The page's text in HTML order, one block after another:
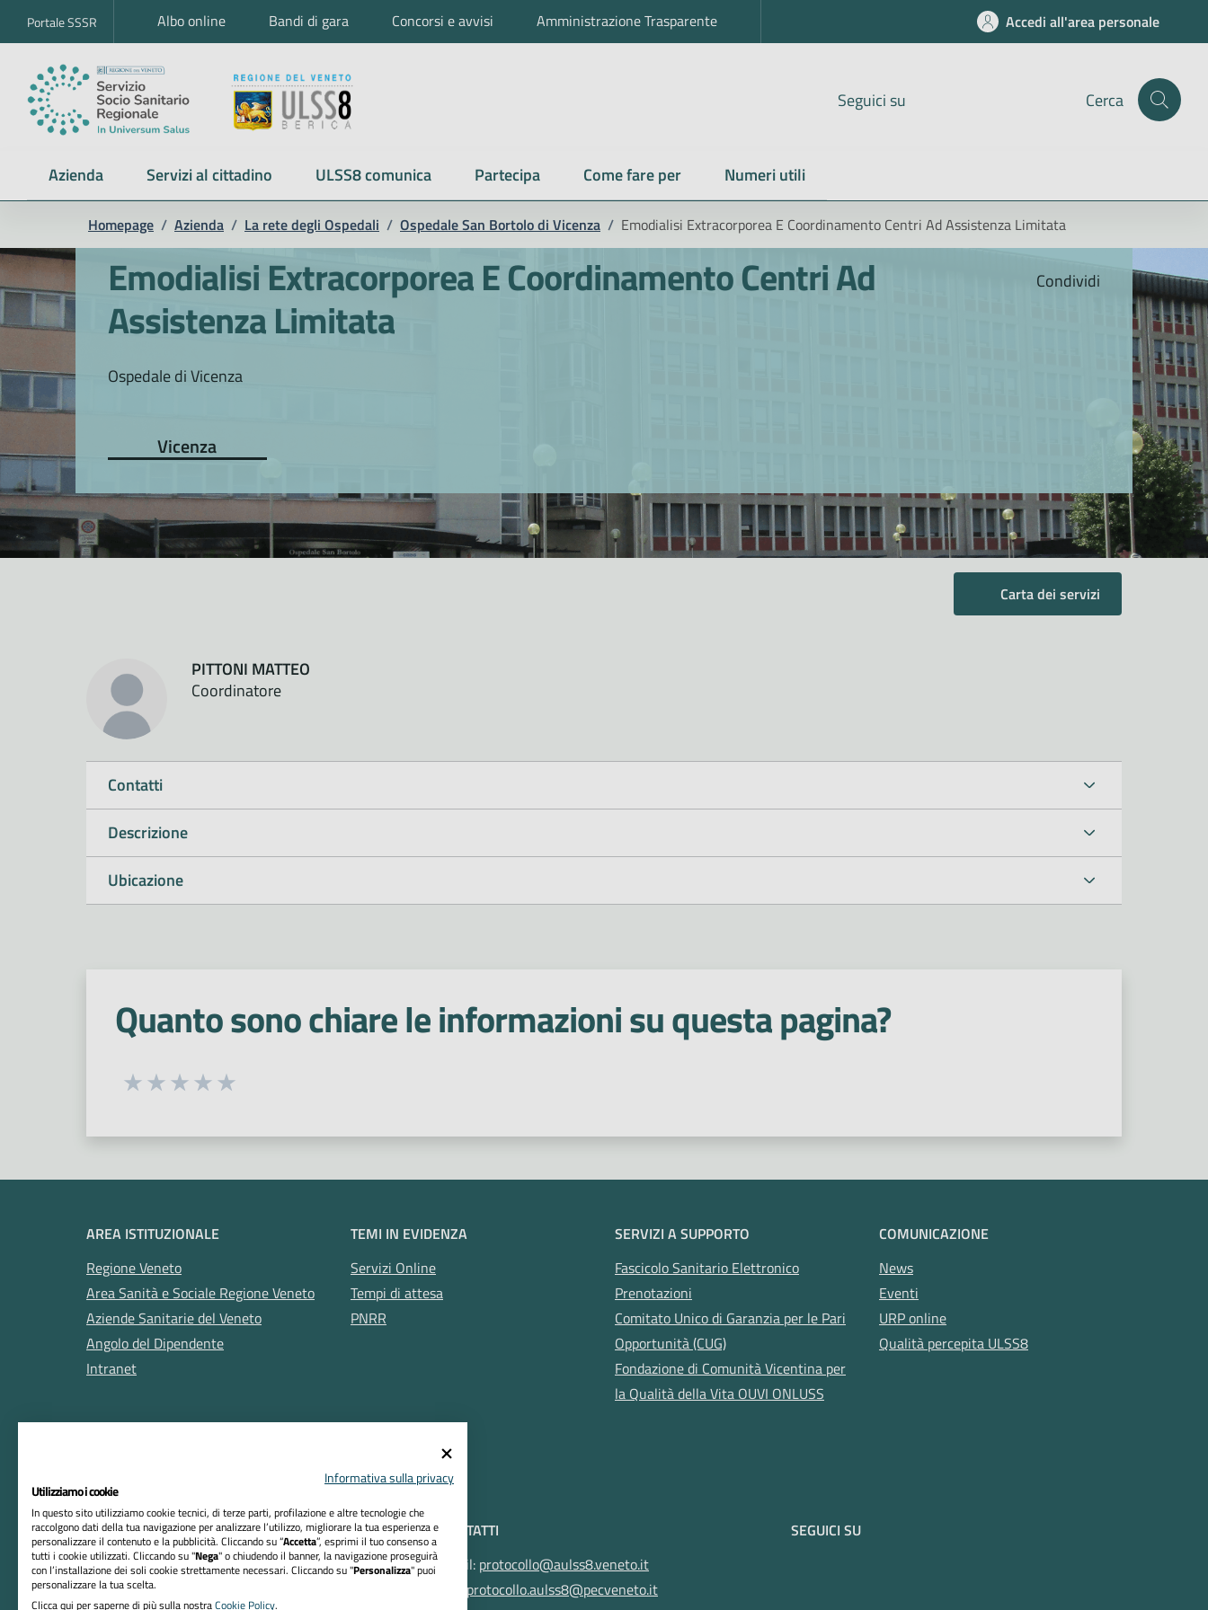
Portale SSSR Albo online Bandi di gara Concorsi e avvisi Amministrazione Trasparente Accedi all'area personale
Seguici su Cerca
Azienda Servizi al cittadino ULSS8 comunica Partecipa Come fare per Numeri utili
Homepage / Azienda / La rete degli Ospedali / Ospedale San Bortolo di Vicenza / Emodialisi Extracorporea E Coordinamento Centri Ad Assistenza Limitata
Condividi
Emodialisi Extracorporea E Coordinamento Centri Ad
Assistenza Limitata
Ospedale di Vicenza
Vicenza
Carta dei servizi
PITTONI MATTEO
Coordinatore
Contatti
Descrizione
Ubicazione
Quanto sono chiare le informazioni su questa pagina?
Seleziona una valutazione da 1 a 5 stelle
AREA ISTITUZIONALE
Regione Veneto
Area Sanità e Sociale Regione Veneto
Aziende Sanitarie del Veneto
Angolo del Dipendente
Intranet
TEMI IN EVIDENZA
Servizi Online
Tempi di attesa
PNRR
SERVIZI A SUPPORTO
Fascicolo Sanitario Elettronico
Prenotazioni
Comitato Unico di Garanzia per le Pari
Opportunità (CUG)
Fondazione di Comunità Vicentina per
la Qualità della Vita OUVI ONLUSS
COMUNICAZIONE
News
Eventi
URP online
Qualità percepita ULSS8
RIFERIMENTI
Azienda ULSS n. 8 Berica
Sede Legale:
CONTATTI
Email: protocollo@aulss8.veneto.it
protocollo.aulss8@pecveneto.it
SEGUICI SU
Informativa sulla privacy
Utilizziamo i cookie
In questo sito utilizziamo cookie tecnici, di terze parti, profilazione e altre tecnologie che
raccolgono dati della tua navigazione per analizzare l’utilizzo, migliorare la tua esperienza e
personalizzare il contenuto e la pubblicità. Cliccando su “Accetta”, esprimi il tuo consenso a
tutti i cookie utilizzati. Cliccando su "Nega" o chiudendo il banner, la navigazione proseguirà
con l’installazione dei soli cookie strettamente necessari. Cliccando su "Personalizza" puoi
personalizzare la tua scelta.
Clicca qui per saperne di più sulla nostraCookie Policy.